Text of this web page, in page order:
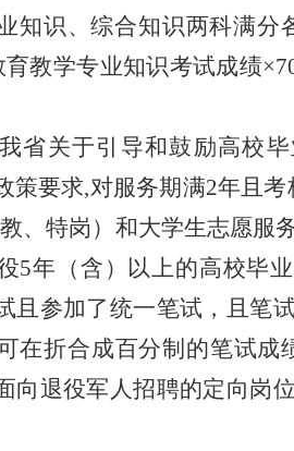
知识、综合知识两科满分
教学专业知识考试成绩×
我省关于引导和鼓励高校
策要求,对服务期满2年且
、特岗）和大学生志愿服
5年（含）以上的高校毕
且参加了统一笔试，
且笔
在折合成百分制的笔试成
向退役军人招聘的定向岗